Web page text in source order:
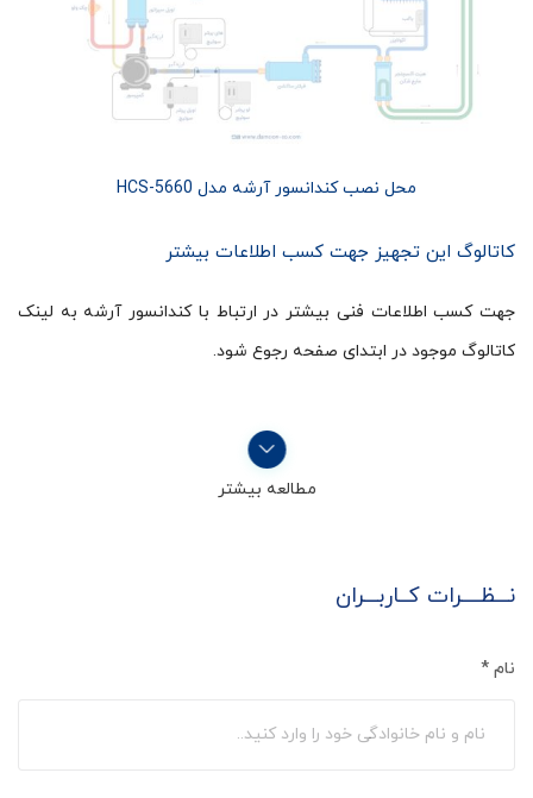
محل نصب کندانسور آرشه مدل HCS-5660
کاتالوگ این تجهیز جهت کسب اطلاعات بیشتر
جهت کسب اطلاعات فنی بیشتر در ارتباط با کندانسور آرشه به لینک
کاتالوگ موجود در ابتدای صفحه رجوع شود.
مطالعه بیشتر
نـــظــــرات کــاربـــران
نام *